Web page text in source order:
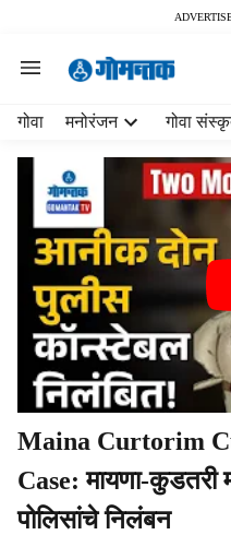
गोवा मनोरंजन गोवा
Maina Curtorim
Case: मायणा-
पोलिसांचे निलंबन